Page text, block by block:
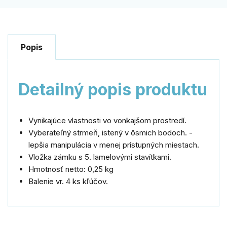
Popis
Detailný popis produktu
Vynikajúce vlastnosti vo vonkajšom prostredí.
Vyberateľný strmeň, istený v ôsmich bodoch. -
lepšia manipulácia v menej prístupných miestach.
Vložka zámku s 5. lamelovými stavítkami.
Hmotnosť netto: 0,25 kg
Balenie vr. 4 ks kľúčov.